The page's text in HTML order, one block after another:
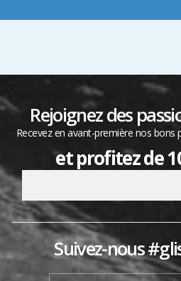
Rejoignez des
Recevez en avant-première nos
et profitez de
Suivez-nous